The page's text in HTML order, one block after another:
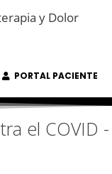
PORTAL PACIENTE
el COVID -